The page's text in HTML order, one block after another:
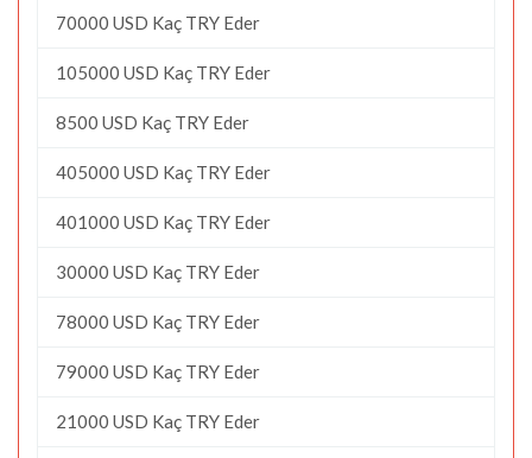
70000 USD Kaç TRY Eder
105000 USD Kaç TRY Eder
8500 USD Kaç TRY Eder
405000 USD Kaç TRY Eder
401000 USD Kaç TRY Eder
30000 USD Kaç TRY Eder
78000 USD Kaç TRY Eder
79000 USD Kaç TRY Eder
21000 USD Kaç TRY Eder